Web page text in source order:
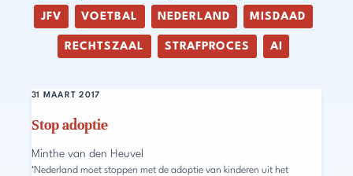
JFV VOETBAL NEDERLAND MISDAAD
RECHTSZAAL STRAFPROCES AI
Stop adoptie
31 MAART 2017
Minthe van den Heuvel
‘Nederland moet stoppen met de adoptie van kinderen uit het